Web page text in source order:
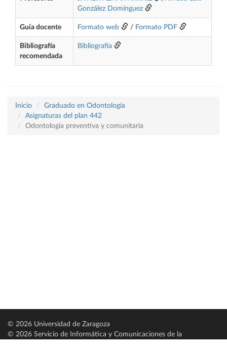
González Domínguez
Guía docente Formato web / Formato PDF
Bibliografía
recomendada
Bibliografía
Inicio
Graduado en Odontología
Asignaturas del plan 442
Odontología preventiva y comunitaria
© 2026 Universidad de Zaragoza
© 2026 Servicio de Informática y Comunicaciones de la